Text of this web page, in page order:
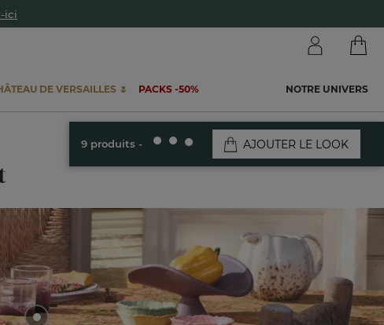
ici
DE VERSAILLES 🌷 PACKS -50% NOTRE UNIVERS
9 produits - AJOUTER LE LOOK